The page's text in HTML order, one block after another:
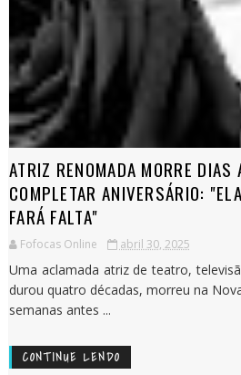
ATRIZ RENOMADA MORRE DIAS
COMPLETAR ANIVERSÁRIO:
FARÁ FALTA"
Fofocas Online abril 30, 2025
Uma aclamada atriz de teatro,
durou quatro décadas, morreu na
semanas antes ...
CONTINUE LENDO